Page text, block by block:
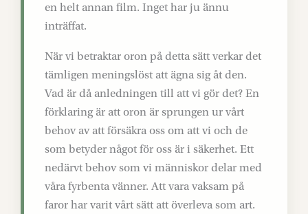
en helt annan film. Inget har ju ännu
inträffat.
När vi betraktar oron på detta sätt verkar det
tämligen meningslöst att ägna sig åt den.
Vad är då anledningen till att vi gör det? En
förklaring är att oron är sprungen ur vårt
behov av att försäkra oss om att vi och de
som betyder något för oss är i säkerhet. Ett
nedärvt behov som vi människor delar med
våra fyrbenta vänner. Att vara vaksam på
faror har varit vårt sätt att överleva som art.